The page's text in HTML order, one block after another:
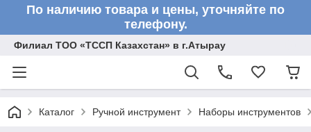
По наличию товара и цены, уточняйте по
телефону.
Филиал ТОО «ТССП Казахстан» в г.Атырау
Каталог Ручной инструмент Наборы инструментов